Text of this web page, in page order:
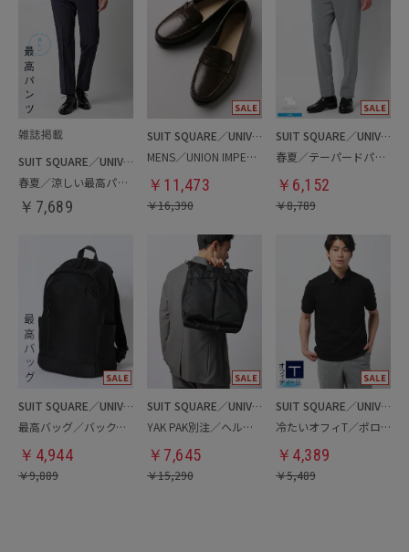
SUIT SQUARE／UNIVERSAL LANGUAGE
春夏／涼しい最高パンツ
￥ 7,689
SUIT SQUARE／UNIVERSAL LANGUAGE
MENS／UNION IMPERIAL監修／コインローファー
￥ 11,473
￥16,390
SUIT SQUARE／UNIVERSAL LANGUAGE
春夏／テーパードパンツ
￥ 6,152
￥8,789
SUIT SQUARE／UNIVERSAL LANGUAGE
最高バッグ／バックパック
￥ 4,944
￥9,889
SUIT SQUARE／UNIVERSAL LANGUAGE
YAK PAK別注／ヘルメットバッグ
￥ 7,645
￥15,290
SUIT SQUARE／UNIVERSAL LANGUAGE
冷たいオフィT／ポロシャツ
￥ 4,389
￥5,489